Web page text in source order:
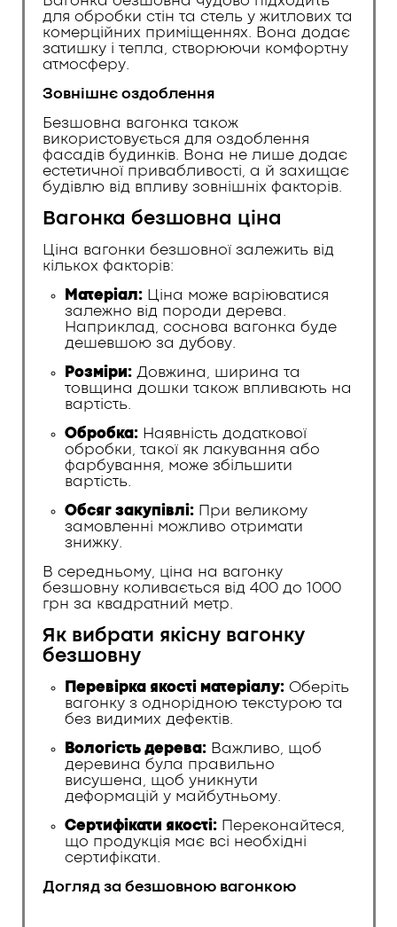
для обробки стін та стель у житлових та
комерційних приміщеннях. Вона додає
затишку і тепла, створюючи комфортну
атмосферу.
Зовнішнє оздоблення
Безшовна вагонка також
використовується для оздоблення
фасадів будинків. Вона не лише додає
естетичної привабливості, а й захищає
будівлю від впливу зовнішніх факторів.
Вагонка безшовна ціна
Ціна вагонки безшовної залежить від
кількох факторів:
Матеріал:Ціна може варіюватися
залежно від породи дерева.
Наприклад, соснова вагонка буде
дешевшою за дубову.
Розміри:Довжина, ширина та
товщина дошки також впливають на
вартість.
Обробка:Наявність додаткової
обробки, такої як лакування або
фарбування, може збільшити
вартість.
Обсяг закупівлі:При великому
замовленні можливо отримати
знижку.
В середньому, ціна на вагонку
безшовну коливається від 400 до 1000
грн за квадратний метр.
Як вибрати якісну вагонку
безшовну
Перевірка якості матеріалу:Оберіть
вагонку з однорідною текстурою та
без видимих дефектів.
Вологість дерева:Важливо, щоб
деревина була правильно
висушена, щоб уникнути
деформацій у майбутньому.
Сертифікати якості:Переконайтеся,
що продукція має всі необхідні
сертифікати.
Догляд за безшовною вагонкою